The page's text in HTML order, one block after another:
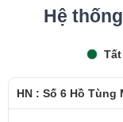
Cảm ơn quý
quan tâm tới dịch
Care
Hệ
HN : Số 6 Hồ Tùng